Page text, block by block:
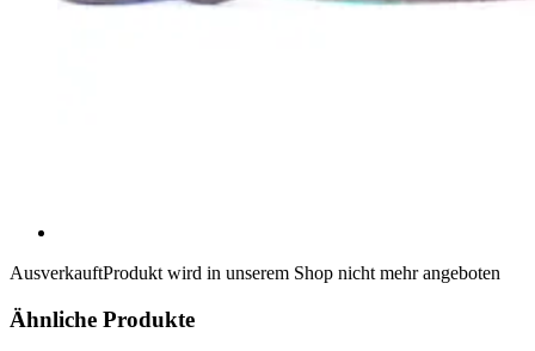
AusverkauftProdukt wird in unserem Shop nicht mehr angeboten
Ähnliche Produkte